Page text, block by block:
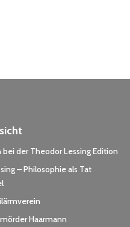
der Theodor Lessing Edition
– Philosophie als Tat
Haarmann